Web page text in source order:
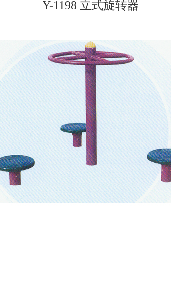
Y-1198 立式旋转器